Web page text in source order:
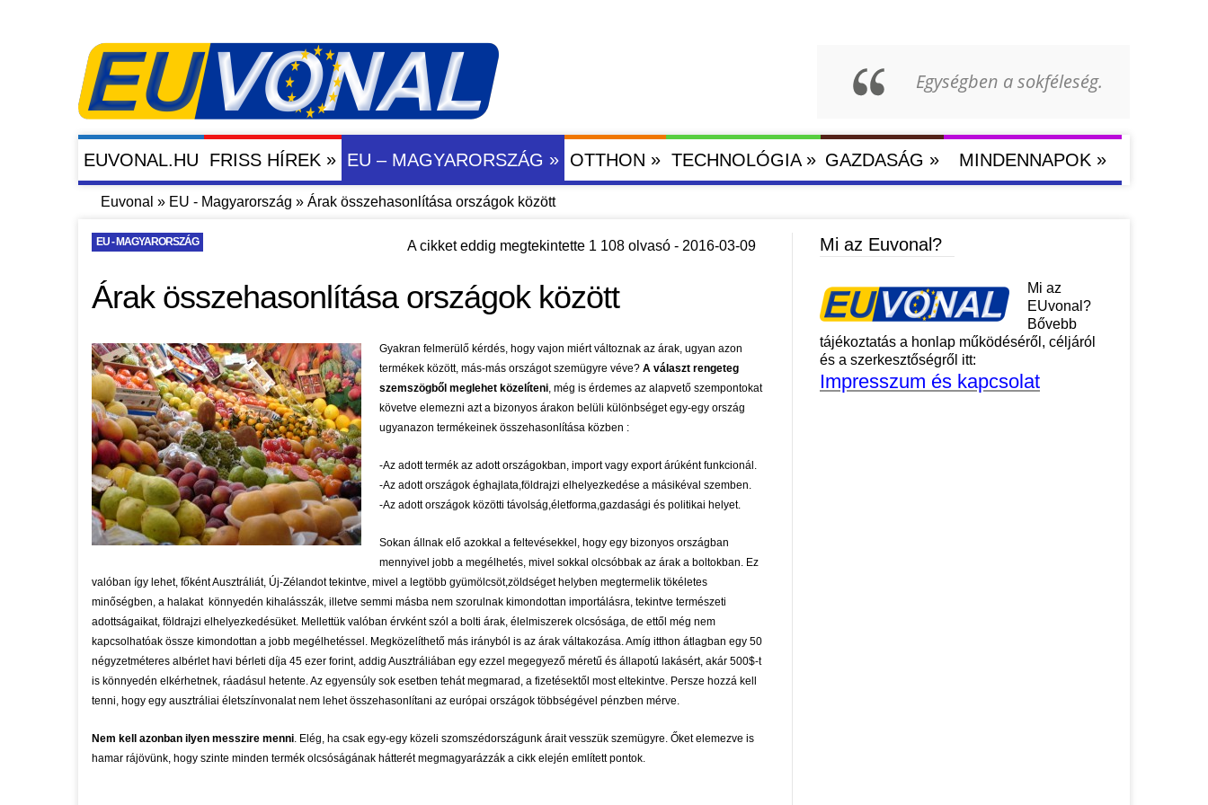
Egységben a sokféleség.
EUVONAL.HU FRISS HÍREK » EU – MAGYARORSZÁG » OTTHON » TECHNOLÓGIA» GAZDASÁG » MINDENNAPOK »
Euvonal » EU - Magyarország » Árak összehasonlítása országok között
EU - MAGYARORSZÁG A cikket eddig megtekintette 1 108 olvasó - 2016-03-09
Árak összehasonlítása országok között
Gyakran felmerülő kérdés, hogy vajon miért változnak az árak, ugyan azon
termékek között, más-más országot szemügyre véve? A választ rengeteg
szemszögből meglehet közelíteni, még is érdemes az alapvető szempontokat
követve elemezni azt a bizonyos árakon belüli különbséget egy-egy ország
ugyanazon termékeinek összehasonlítása közben :
-Az adott termék az adott országokban, import vagy export árúként funkcionál.
-Az adott országok éghajlata,földrajzi elhelyezkedése a másikéval szemben.
-Az adott országok közötti távolság,életforma,gazdasági és politikai helyet.
Sokan állnak elő azokkal a feltevésekkel, hogy egy bizonyos országban
mennyivel jobb a megélhetés, mivel sokkal olcsóbbak az árak a boltokban. Ez
valóban így lehet, főként Ausztráliát, Új-Zélandot tekintve, mivel a legtöbb gyümölcsöt,zöldséget helyben megtermelik tökéletes
minőségben, a halakat könnyedén kihalásszák, illetve semmi másba nem szorulnak kimondottan importálásra, tekintve természeti
adottságaikat, földrajzi elhelyezkedésüket. Mellettük valóban érvként szól a bolti árak, élelmiszerek olcsósága, de ettől még nem
kapcsolhatóak össze kimondottan a jobb megélhetéssel. Megközelíthető más irányból is az árak váltakozása. Amíg itthon átlagban egy 50
négyzetméteres albérlet havi bérleti díja 45 ezer forint, addig Ausztráliában egy ezzel megegyező méretű és állapotú lakásért, akár 500$-t
is könnyedén elkérhetnek, ráadásul hetente. Az egyensúly sok esetben tehát megmarad, a fizetésektől most eltekintve. Persze hozzá kell
tenni, hogy egy ausztráliai életszínvonalat nem lehet összehasonlítani az európai országok többségével pénzben mérve.
Nem kell azonban ilyen messzire menni. Elég, ha csak egy-egy közeli szomszédországunk árait vesszük szemügyre. Őket elemezve is
hamar rájövünk, hogy szinte minden termék olcsóságának hátterét megmagyarázzák a cikk elején említett pontok.
Mi az Euvonal?
Mi az
EUvonal?
Bővebb
tájékoztatás a honlap működéséről, céljáról
és a szerkesztőségről itt:
Impresszum és kapcsolat